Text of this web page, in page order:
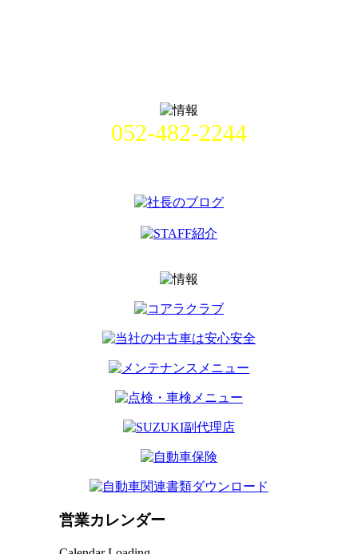
052-482-2244
営業カレンダー